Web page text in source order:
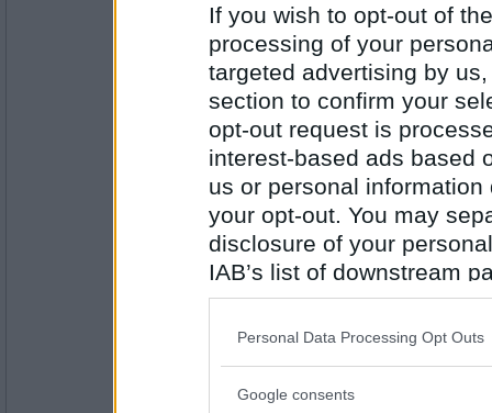
If you wish to opt-out of
processing of your
targeted advertising by
section to confirm your
opt-out request is
interest-based ads based
us or personal
your opt-out. You may
disclosure of your
IAB’s list of downstream
also be disclosed by us
Downstream Participants
Please note that this
Personal Data Processing Opt Outs
Google consents
Antal inlägg:
Härejagigen- Ej medlem längre
Antal inlägg:
1888
Illustration